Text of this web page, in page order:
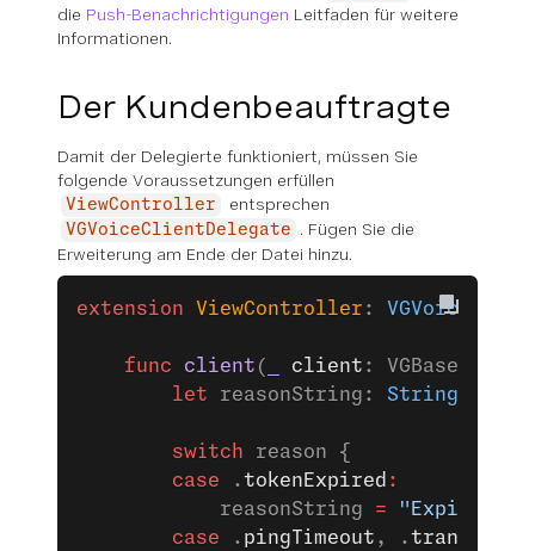
die Push-Benachrichtigungen Leitfaden für weitere
Informationen.
Der Kundenbeauftragte
Damit der Delegierte funktioniert, müssen Sie
folgende Voraussetzungen erfüllen
ViewController entsprechen
VGVoiceClientDelegate
. Fügen Sie die
Erweiterung am Ende der Datei hinzu.
extension ViewController :
    func
client ( client :
        let
reasonString: String
        switch
reason {
        case
.tokenExpired :
            reasonString
= "Expired
        case
. pingTimeout , .